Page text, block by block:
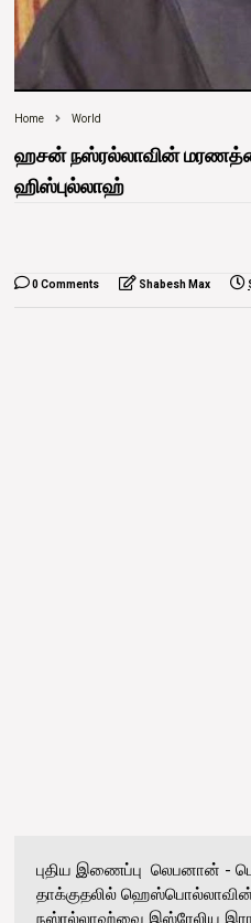
Home World
ஹசன் நஸ்ரல்லாவின் மரணத்தை
ஹிஸ்புல்லாஹ்
0 Comments Shabesh Max
புதிய இணைப்பு லெபனான் -
தாக்குதலில்
நஸ்ரல்லாஹ்வை இஸ்ரேலிய